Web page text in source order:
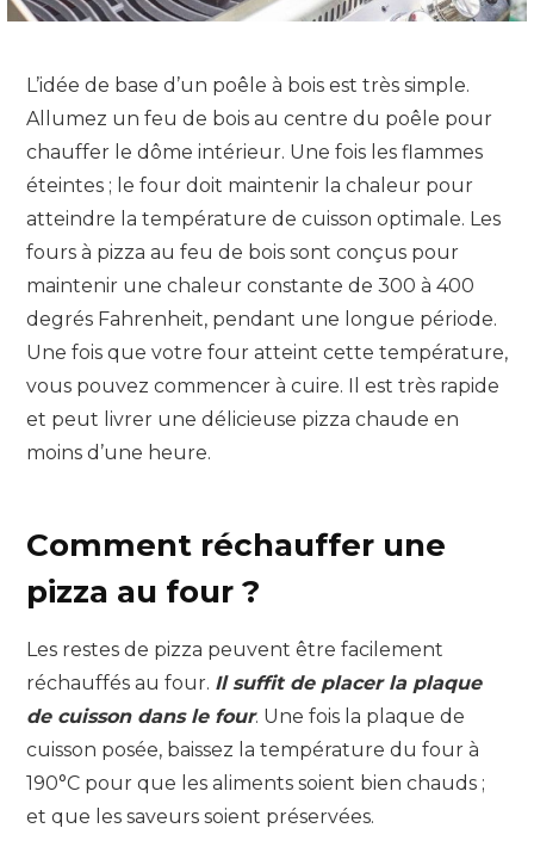
L’idée de base d’un poêle à bois est très simple.
Allumez un feu de bois au centre du poêle pour
chauffer le dôme intérieur. Une fois les flammes
éteintes ; le four doit maintenir la chaleur pour
atteindre la température de cuisson optimale. Les
fours à pizza au feu de bois sont conçus pour
maintenir une chaleur constante de 300 à 400
degrés Fahrenheit, pendant une longue période.
Une fois que votre four atteint cette température,
vous pouvez commencer à cuire. Il est très rapide
et peut livrer une délicieuse pizza chaude en
moins d’une heure.
Comment réchauffer une
pizza au four ?
Les restes de pizza peuvent être facilement
réchauffés au four. Il suffit de placer la plaque
de cuisson dans le four. Une fois la plaque de
cuisson posée, baissez la température du four à
190°C pour que les aliments soient bien chauds ;
et que les saveurs soient préservées.